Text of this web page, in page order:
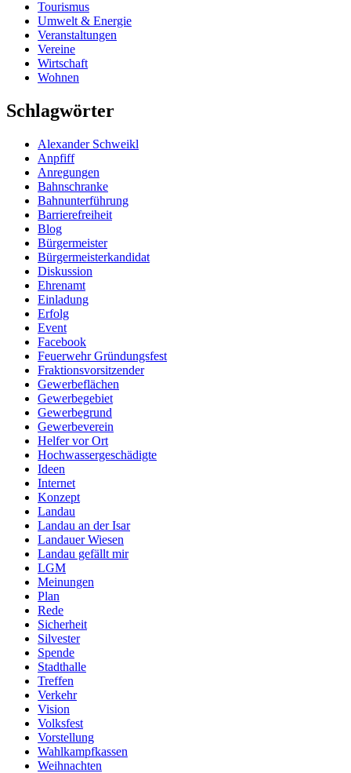
Tourismus
Umwelt & Energie
Veranstaltungen
Vereine
Wirtschaft
Wohnen
Schlagwörter
Alexander Schweikl
Anpfiff
Anregungen
Bahnschranke
Bahnunterführung
Barrierefreiheit
Blog
Bürgermeister
Bürgermeisterkandidat
Diskussion
Ehrenamt
Einladung
Erfolg
Event
Facebook
Feuerwehr Gründungsfest
Fraktionsvorsitzender
Gewerbeflächen
Gewerbegebiet
Gewerbegrund
Gewerbeverein
Helfer vor Ort
Hochwassergeschädigte
Ideen
Internet
Konzept
Landau
Landau an der Isar
Landauer Wiesen
Landau gefällt mir
LGM
Meinungen
Plan
Rede
Sicherheit
Silvester
Spende
Stadthalle
Treffen
Verkehr
Vision
Volksfest
Vorstellung
Wahlkampfkassen
Weihnachten